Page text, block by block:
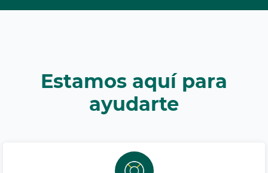
Estamos aquí para
ayudarte